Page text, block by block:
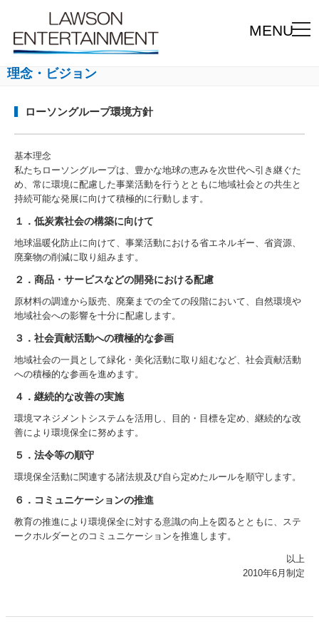
MENU
理念・ビジョン
ローソングループ環境方針
基本理念
私たちローソングループは、豊かな地球の恵みを次世代へ引き継ぐた
め、常に環境に配慮した事業活動を行うとともに地域社会との共生と
持続可能な発展に向けて積極的に行動します。
１．低炭素社会の構築に向けて
地球温暖化防止に向けて、事業活動における省エネルギー、省資源、
廃棄物の削減に取り組みます。
２．商品・サービスなどの開発における配慮
原材料の調達から販売、廃棄までの全ての段階において、自然環境や
地域社会への影響を十分に配慮します。
３．社会貢献活動への積極的な参画
地域社会の一員として緑化・美化活動に取り組むなど、社会貢献活動
への積極的な参画を進めます。
４．継続的な改善の実施
環境マネジメントシステムを活用し、目的・目標を定め、継続的な改
善により環境保全に努めます。
５．法令等の順守
環境保全活動に関連する諸法規及び自ら定めたルールを順守します。
６．コミュニケーションの推進
教育の推進により環境保全に対する意識の向上を図るとともに、ステ
ークホルダーとのコミュニケーションを推進します。
以上
2010年6月制定